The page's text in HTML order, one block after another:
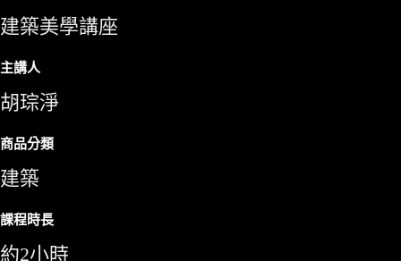
建築美學講座
主講人
胡琮淨
商品分類
建築
課程時長
約2小時